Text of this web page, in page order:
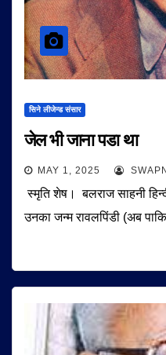
सिने लीजेन्ड संसार
जेल भी जाना पडा था
MAY 1, 2025
स्मृति शेष। बलराज साहनी
उनका जन्म रावलपिंडी (अब